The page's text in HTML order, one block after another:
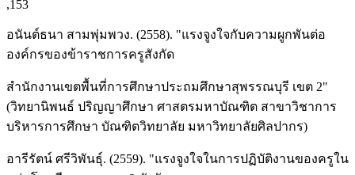
,153
อนันต์ธนา สามพุ่มพวง. (2558). "แรงจูงใจกับความผูกพันต่อ
องค์กรของข้าราชการครูสังกัด
สำนักงานเขตพื้นที่การศึกษาประถมศึกษาสุพรรณบุรี เขต 2"
(วิทยานิพนธ์ ปริญญาศึกษา ศาสตรมหาบัณฑิต สาขาวิชาการ
บริหารการศึกษา บัณฑิตวิทยาลัย มหาวิทยาลัยศิลปากร)
อารีรัตน์ ศรีวิพันธุ์. (2559). "แรงจูงใจในการปฏิบัติงานของครูใน